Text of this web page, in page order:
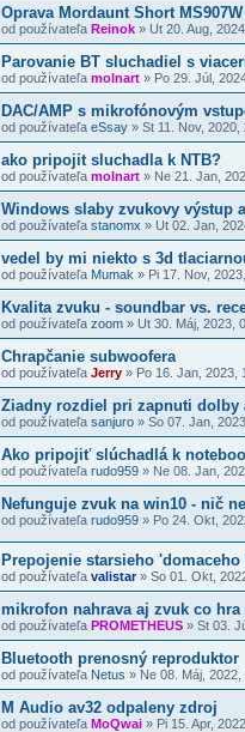
Oprava Mordaunt Short
od používateľa Reinok » Ut 20. Aug,
Parovanie BT sluchadiel s
od používateľa molnart » Po 29. Júl,
DAC/AMP s mikrofónovým
od používateľa eSsay » St 11. Nov, 2020,
ako pripojit sluchadla k NTB?
od používateľa molnart » Ne 21. Jan,
Windows slaby zvukovy výstup
od používateľa stanomx » Ut 02. Jan,
vedel by mi niekto s 3d
od používateľa Mumak » Pi 17. Nov,
Kvalita zvuku - soundbar vs.
od používateľa zoom » Ut 30. Máj, 2023,
Chrapčanie subwoofera
od používateľa Jerry » Po 16. Jan, 2023,
Ziadny rozdiel pri zapnuti dolby
od používateľa sanjuro » So 07. Jan,
Ako pripojiť slúchadlá k
od používateľa rudo959 » Ne 08. Jan,
Nefunguje zvuk na win10 - nič
od používateľa rudo959 » Po 24. Okt,
Prepojenie starsieho
od používateľa valistar» So 01. Okt,
mikrofon nahrava aj zvuk co hra
od používateľa PROMETHEUS » St 03.
Bluetooth prenosný reproduktor
od používateľa Netus » Ne 08. Máj, 2022,
M Audio av32 odpaleny zdroj
od používateľa MoQwai » Pi 15. Apr,